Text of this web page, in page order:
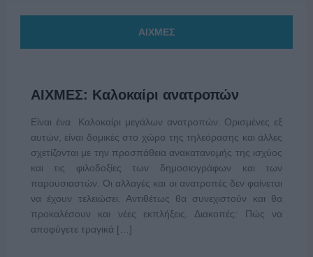
ΑΙΧΜΕΣ
ΑΙΧΜΕΣ: Καλοκαίρι ανατροπών
Είναι ένα Καλοκαίρι μεγάλων ανατροπών. Ορισμένες εξ
αυτών, είναι δομικές στο χώρο της τηλεόρασης και άλλες
σχετίζονται με την προσπάθεια ανακατανομής της ισχύος
και τις φιλοδοξίες των δημοσιογράφων και των
παρουσιαστών. Οι αλλαγές και οι ανατροπές δεν φαίνεται
να έχουν τελειώσει. Αντιθέτως θα συνεχιστούν και θα
προκαλέσουν και νέες εκπλήξεις. Διακοπές: Πώς να
αποφύγετε τραγικά […]